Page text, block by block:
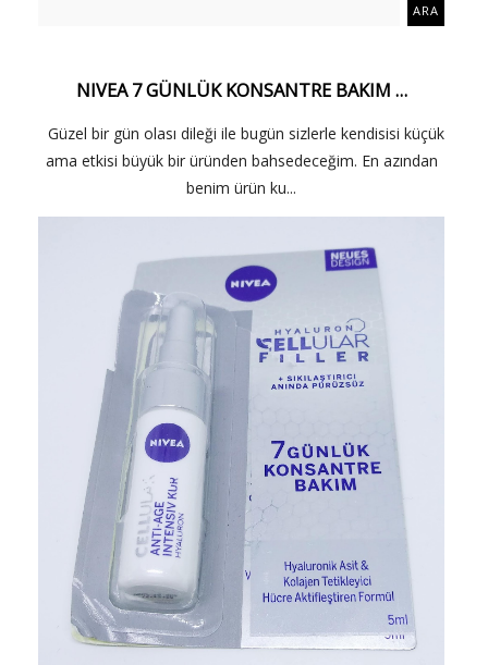
NIVEA 7 GÜNLÜK KONSANTRE BAKIM …
Güzel bir gün olası dileği ile bugün sizlerle kendisisi küçük
ama etkisi büyük bir üründen bahsedeceğim. En azından
benim ürün ku...